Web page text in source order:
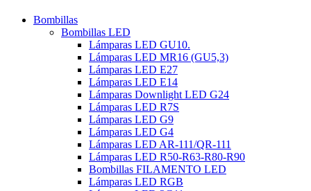
Bombillas
Bombillas LED
Lámparas LED GU10.
Lámparas LED MR16 (GU5,3)
Lámparas LED E27
Lámparas LED E14
Lámparas Downlight LED G24
Lámparas LED R7S
Lámparas LED G9
Lámparas LED G4
Lámparas LED AR-111/QR-111
Lámparas LED R50-R63-R80-R90
Bombillas FILAMENTO LED
Lámparas LED RGB